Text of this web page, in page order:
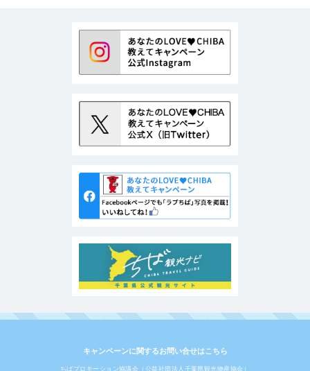
キャンペーンに関するお問い合せはこちら
ちばプロモーション協議会（公益社団法人千葉県観光物産協会）